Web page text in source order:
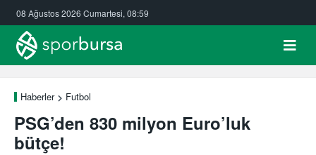
08 Ağustos 2026 Cumartesi, 08:59
Haberler Futbol
PSG’den 830 milyon Euro’luk
bütçe!